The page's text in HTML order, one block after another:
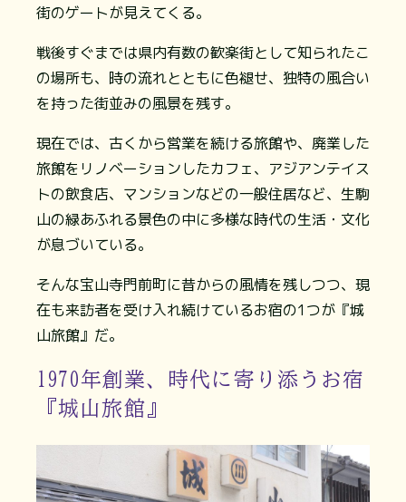
街のゲートが見えてくる。
戦後すぐまでは県内有数の歓楽街として知られたこ
の場所も、時の流れとともに色褪せ、独特の風合い
を持った街並みの風景を残す。
現在では、古くから営業を続ける旅館や、廃業した
旅館をリノベーションしたカフェ、アジアンテイス
トの飲食店、マンションなどの一般住居など、生駒
山の緑あふれる景色の中に多様な時代の生活・文化
が息づいている。
そんな宝山寺門前町に昔からの風情を残しつつ、現
在も来訪者を受け入れ続けているお宿の1つが『城
山旅館』だ。
1970年創業、時代に寄り添うお宿
『城山旅館』